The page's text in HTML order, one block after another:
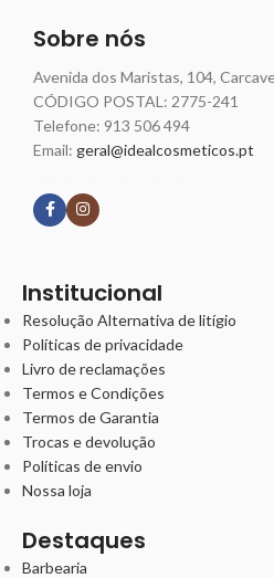
Sobre nós
Avenida dos Maristas, 104,
CÓDIGO POSTAL: 2775-241
Telefone: 913 506 494
Email: geral@idealcosmeticos.pt
Institucional
Resolução Alternativa de litígio
Políticas de privacidade
Livro de reclamações
Termos e Condições
Termos de Garantia
Trocas e devolução
Políticas de envio
Nossa loja
Destaques
Barbearia